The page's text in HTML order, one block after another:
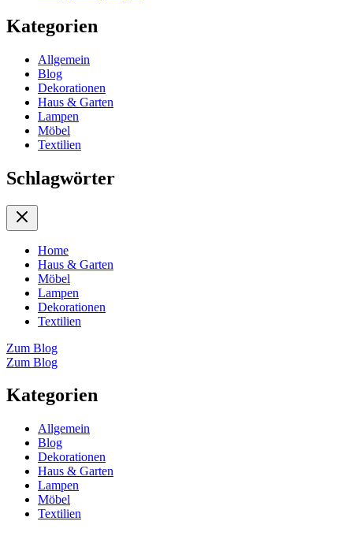
Kategorien
Allgemein
Blog
Dekorationen
Haus & Garten
Lampen
Möbel
Textilien
Schlagwörter
Home
Haus & Garten
Möbel
Lampen
Dekorationen
Textilien
Zum Blog
Zum Blog
Kategorien
Allgemein
Blog
Dekorationen
Haus & Garten
Lampen
Möbel
Textilien